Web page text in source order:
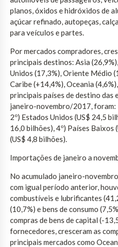
planos, óxidos e hidróxidos de
açúcar refinado, autopeças,
para veículos e partes.
Por mercados compradores,
principais destinos: Asia
Unidos (17,3%), Oriente Médio
Caribe (+14,4%), Oceania
principais países de destino das
janeiro-novembro/2017, foram:
2º) Estados Unidos (US$ 24,5
16,0 bilhões), 4º) Países Baixos
(US$ 4,8 bilhões).
Importações de janeiro a
No acumulado janeiro-
com igual período anterior,
combustíveis e lubrificantes
(10,7%) e bens de consumo
compras de bens de capital (-
fornecedores, cresceram as
principais mercados como